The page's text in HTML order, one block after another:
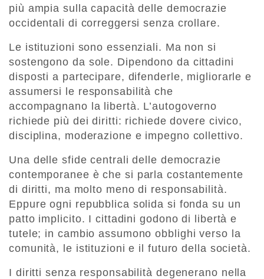
più ampia sulla capacità delle democrazie
occidentali di correggersi senza crollare.
Le istituzioni sono essenziali. Ma non si
sostengono da sole. Dipendono da cittadini
disposti a partecipare, difenderle, migliorarle e
assumersi le responsabilità che
accompagnano la libertà. L’autogoverno
richiede più dei diritti: richiede dovere civico,
disciplina, moderazione e impegno collettivo.
Una delle sfide centrali delle democrazie
contemporanee è che si parla costantemente
di diritti, ma molto meno di responsabilità.
Eppure ogni repubblica solida si fonda su un
patto implicito. I cittadini godono di libertà e
tutele; in cambio assumono obblighi verso la
comunità, le istituzioni e il futuro della società.
I diritti senza responsabilità degenerano nella